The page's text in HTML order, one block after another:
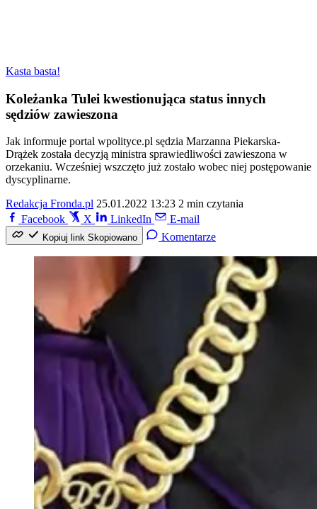
Kasta basta!
Koleżanka Tulei kwestionująca status innych
sędziów zawieszona
Jak informuje portal wpolityce.pl sędzia Marzanna Piekarska-
Drążek została decyzją ministra sprawiedliwości zawieszona w
orzekaniu. Wcześniej wszczęto już zostało wobec niej postępowanie
dyscyplinarne.
Redakcja Fronda.pl 25.01.2022 13:23 2 min czytania
Facebook
X LinkedIn E-mail
Kopiuj link Skopiowano Komentarze